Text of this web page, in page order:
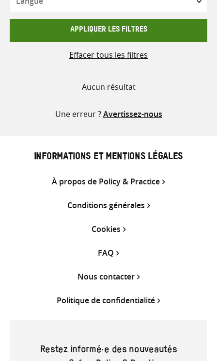
APPLIQUER LES FILTRES
Effacer tous les filtres
Aucun résultat
Une erreur ?Avertissez-nous
INFORMATIONS ET MENTIONS LÉGALES
À propos de Policy & Practice
Conditions générales
Cookies
FAQ
Nous contacter
Politique de confidentialité
Restez informé·e des nouveautés